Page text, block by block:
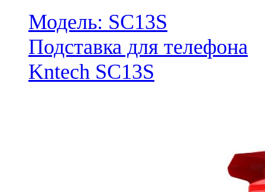
Модель: SC13S
Подставка для телефона
Kntech SC13S